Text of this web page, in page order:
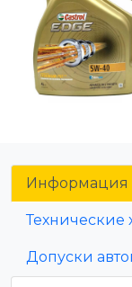
Информация
Технические
Допуски